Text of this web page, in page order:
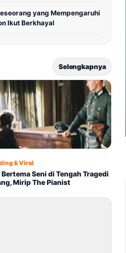
yang Mempengaruhi
Ikut Berkhayal
Selengkapnya
& Viral
Bertema Seni di Tengah Tragedi
Mirip The Pianist